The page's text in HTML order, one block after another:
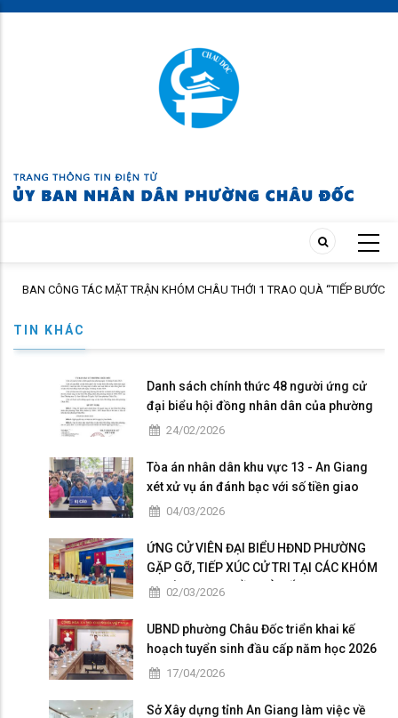
Skip
BAN CÔNG TÁC MẶT TRẬN KHÓM CHÂU THỚI 1 TRAO QUÀ “TIẾP BƯỚC
TIN KHÁC
Danh sách chính thức 48 người ứng cử
đại biểu hội đồng nhân dân của phường
Châu Đốc nhiệm kỳ 2026 - 2031
24/02/2026
Tòa án nhân dân khu vực 13 - An Giang
xét xử vụ án đánh bạc với số tiền giao
dịch hơn 4,9 tỷ đồng
04/03/2026
ỨNG CỬ VIÊN ĐẠI BIỂU HĐND PHƯỜNG
GẶP GỠ, TIẾP XÚC CỬ TRI TẠI CÁC KHÓM
THUỘC ĐƠN VỊ BẦU CỬ SỐ 5
02/03/2026
UBND phường Châu Đốc triển khai kế
hoạch tuyển sinh đầu cấp năm học 2026
– 202717/04/2026
Sở Xây dựng tỉnh An Giang làm việc về